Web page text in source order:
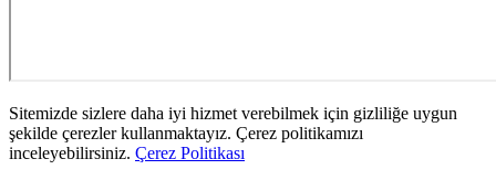
Sitemizde sizlere daha iyi hizmet verebilmek için gizliliğe uygun
şekilde çerezler kullanmaktayız. Çerez politikamızı
inceleyebilirsiniz. Çerez Politikası